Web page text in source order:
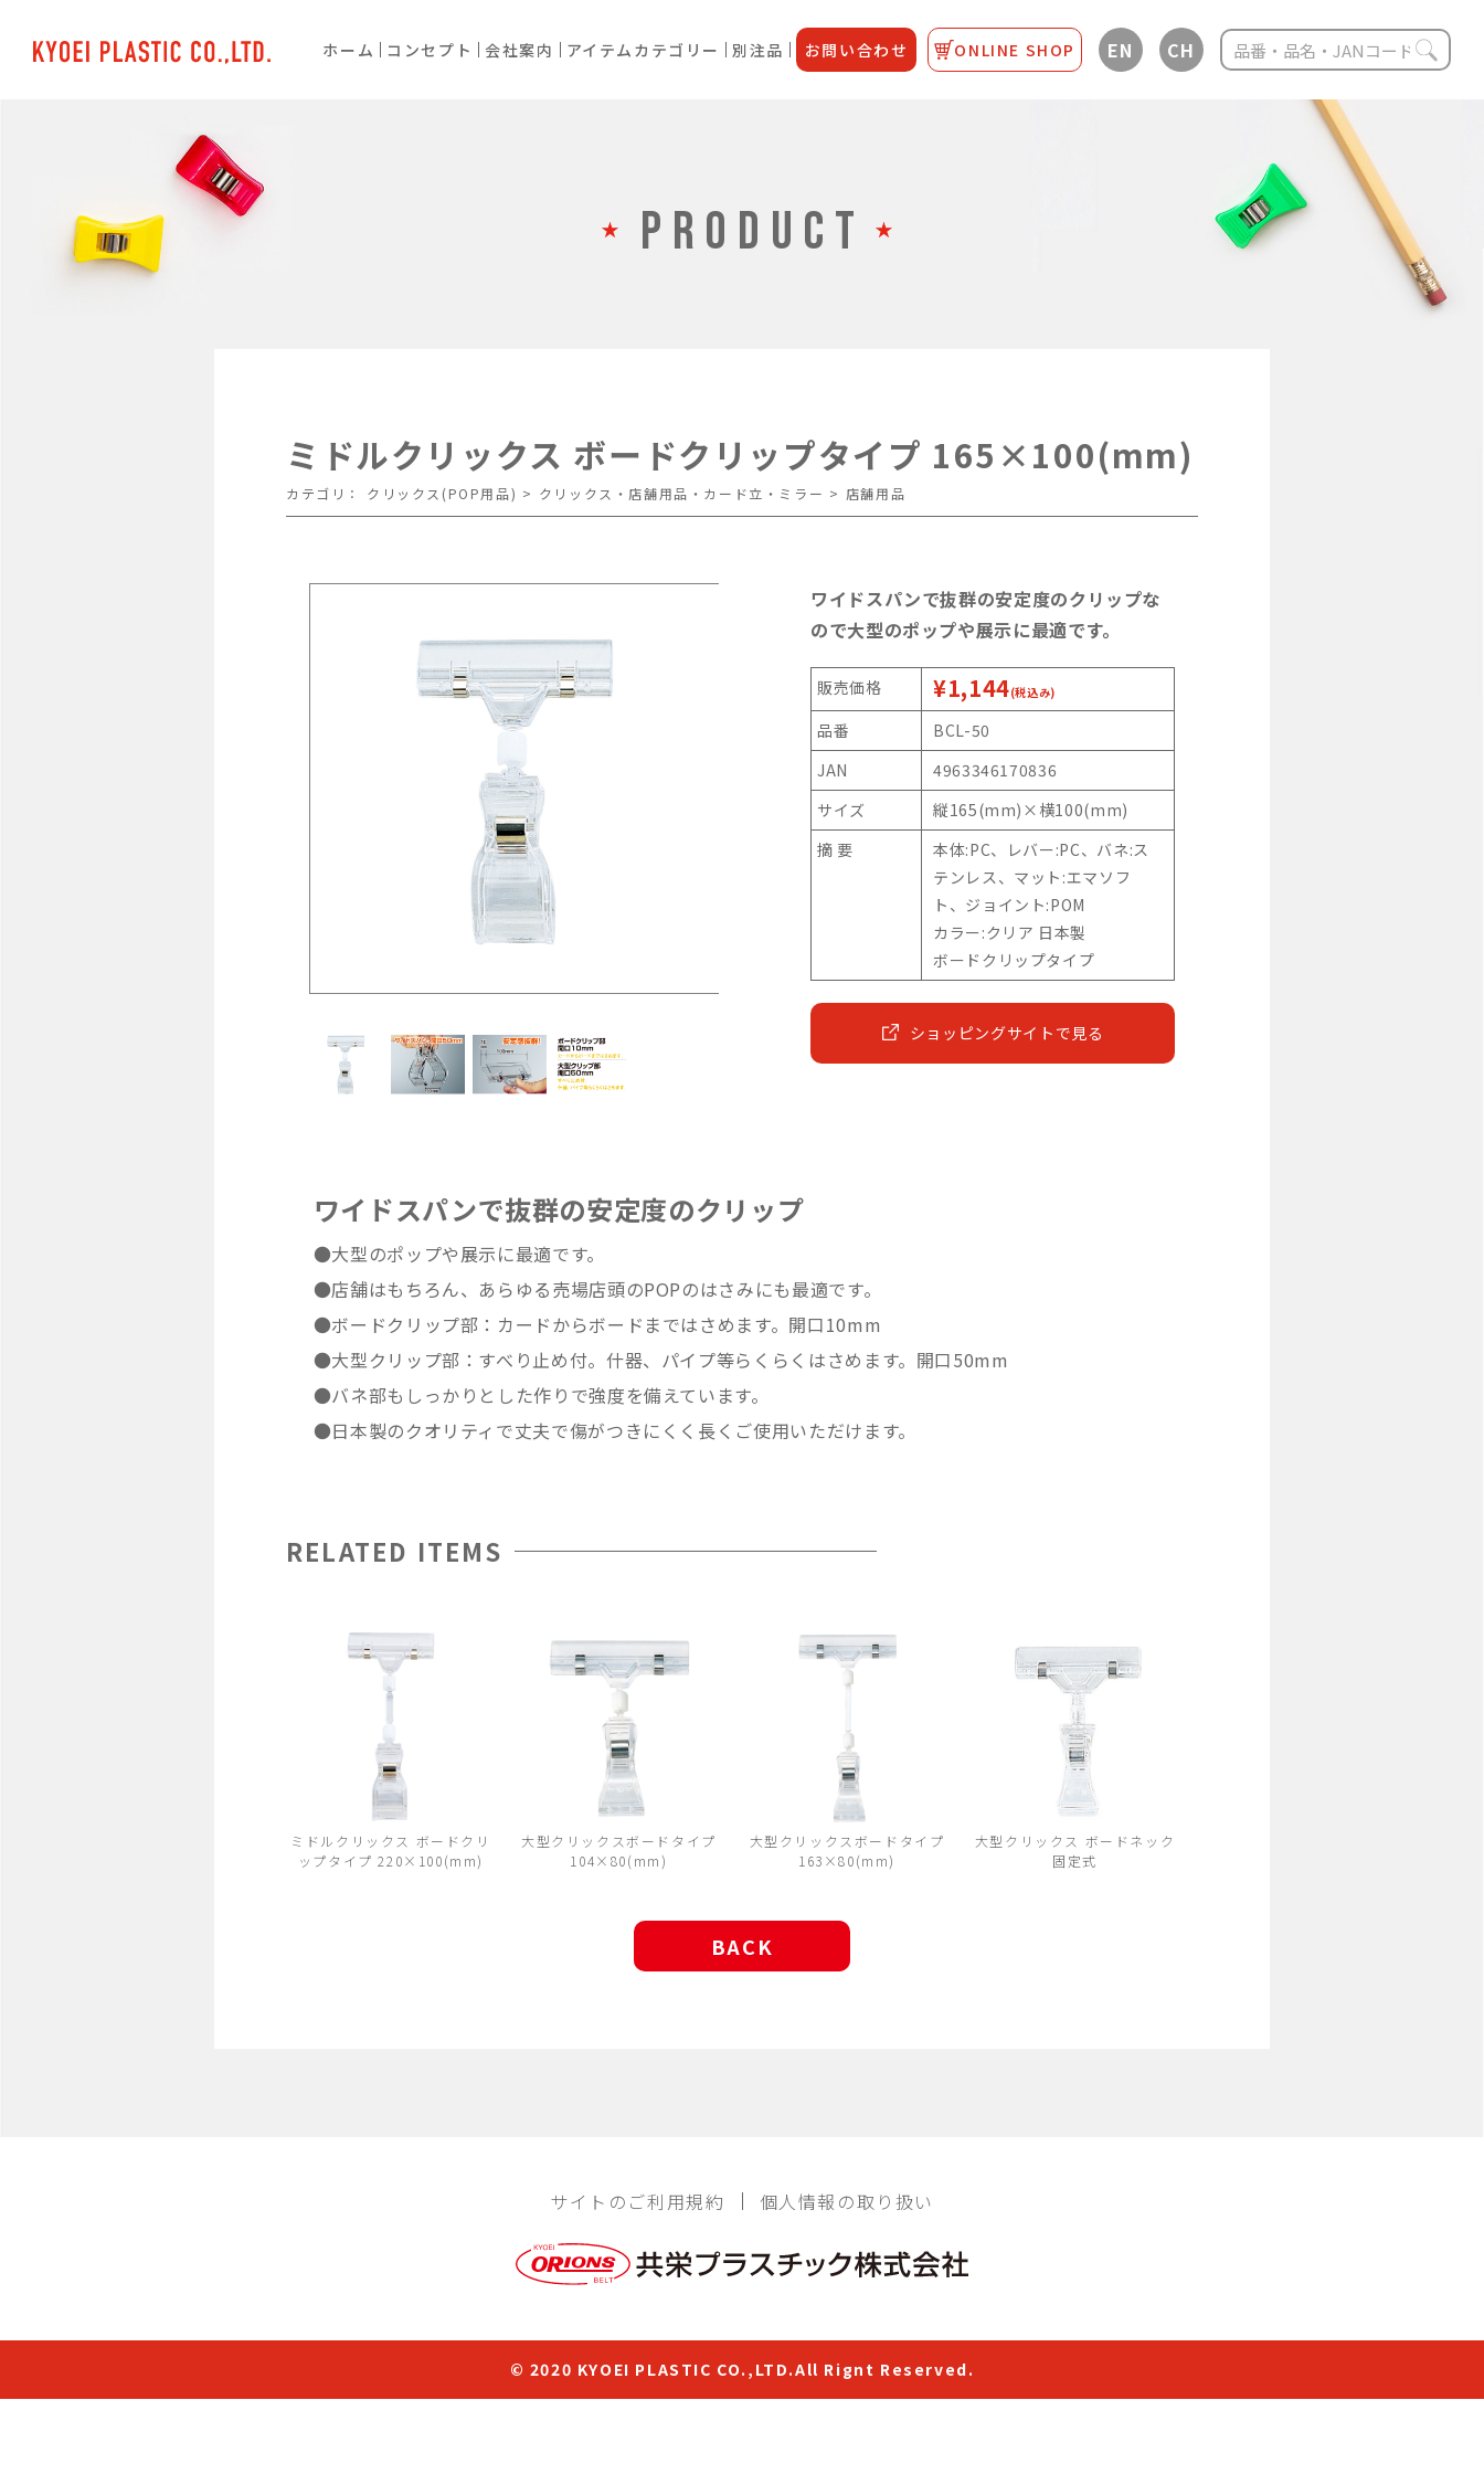
ホーム コンセプト 会社案内 アイテムカテゴリー 別注品 お問い合わせ ONLINE SHOP EN CH
PRODUCT
ミドルクリックス ボードクリップタイプ 165×100(mm)
カテゴリ： クリックス(POP用品) > クリックス・店舗用品・カード立・ミラー > 店舗用品
ワイドスパンで抜群の安定度のクリップな
ので大型のポップや展示に最適です。
販売価格 ¥1,144(税込み)
品番
BCL-50
JAN
4963346170836
サイズ
縦165(mm)×横100(mm)
摘 要
本体:PC、レバー:PC、バネ:ス
テンレス、マット:エマソフ
ト、ジョイント:POM
カラー:クリア 日本製
ボードクリップタイプ
ショッピングサイトで見る
ワイドスパンで抜群の安定度のクリップ
●大型のポップや展示に最適です。
●店舗はもちろん、あらゆる売場店頭のPOPのはさみにも最適です。
●ボードクリップ部：カードからボードまではさめます。開口10mm
●大型クリップ部：すべり止め付。什器、パイプ等らくらくはさめます。開口50mm
●バネ部もしっかりとした作りで強度を備えています。
●日本製のクオリティで丈夫で傷がつきにくく長くご使用いただけます。
RELATED ITEMS
ミドルクリックス ボードクリ
ップタイプ 220×100(mm)
大型クリックスボードタイプ
104×80(mm)
大型クリックスボードタイプ
163×80(mm)
大型クリックス ボードネック
固定式
BACK
サイトのご利用規約 個人情報の取り扱い
© 2020 KYOEI PLASTIC CO.,LTD.All Rignt Reserved.